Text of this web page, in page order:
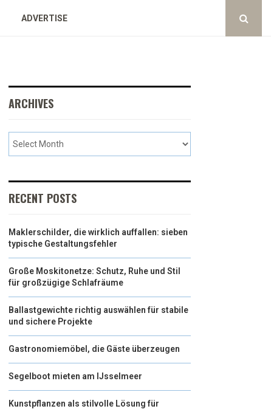
ADVERTISE
ARCHIVES
RECENT POSTS
Maklerschilder, die wirklich auffallen: sieben
typische Gestaltungsfehler
Große Moskitonetze: Schutz, Ruhe und Stil
für großzügige Schlafräume
Ballastgewichte richtig auswählen für stabile
und sichere Projekte
Gastronomiemöbel, die Gäste überzeugen
Segelboot mieten am IJsselmeer
Kunstpflanzen als stilvolle Lösung für